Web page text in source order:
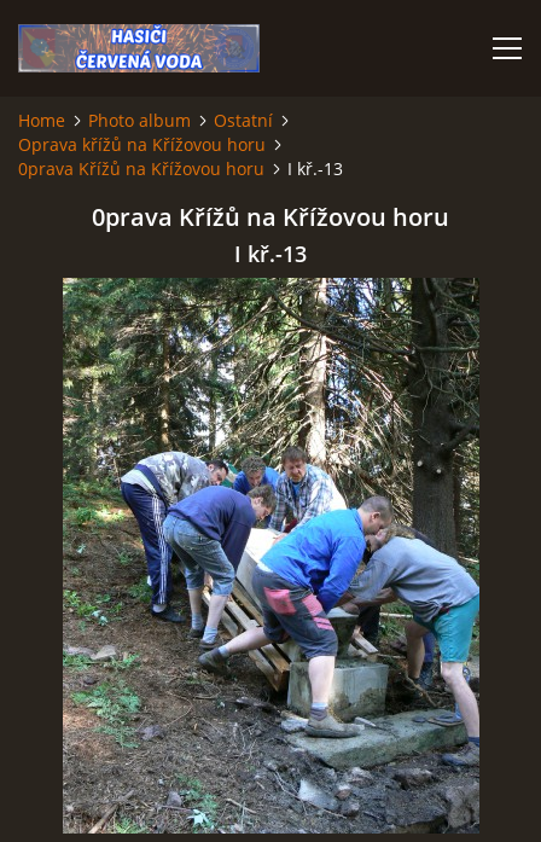
HOME
© 2026 eStránky.cz
Home Photo album
Ostatní
Oprava křížů na Křížovou horu
0prava Křížů na Křížovou horu
I kř.-13
0prava Křížů na Křížovou horu
I kř.-13